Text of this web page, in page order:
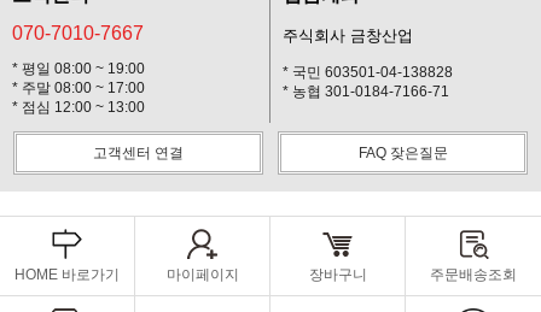
070-7010-7667
* 평일 08:00 ~ 19:00
* 주말 08:00 ~ 17:00
* 점심 12:00 ~ 13:00
주식회사 금창산업
* 국민 603501-04-138828
* 농협 301-0184-7166-71
고객센터 연결 FAQ 잦은질문
HOME 바로가기 마이페이지 장바구니 주문배송조회